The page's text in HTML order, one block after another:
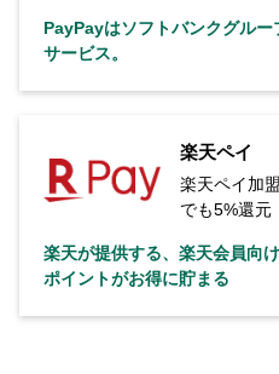
PayPayはソフトバンクグル
サービス。
楽天ペイ
楽天ペイ加
でも5%還元
楽天が提供する、楽天会員向
ポイントがお得に貯まる